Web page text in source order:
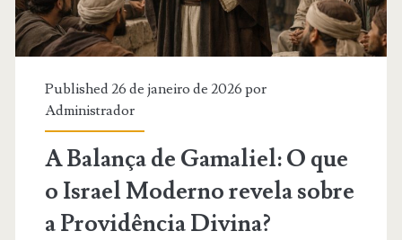
Published 26 de janeiro de 2026 por
Administrador
A Balança de Gamaliel: O que
o Israel Moderno revela sobre
a Providência Divina?